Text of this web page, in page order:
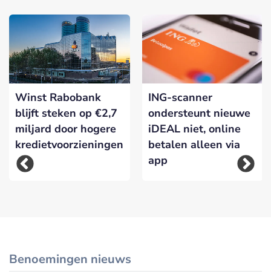
Winst Rabobank
blijft steken op €2,7
miljard door hogere
kredietvoorzieningen
ING-scanner
ondersteunt nieuwe
iDEAL niet, online
betalen alleen via
app
Benoemingen nieuws